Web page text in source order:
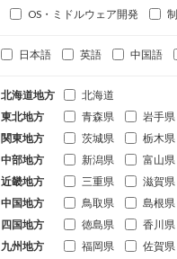
OS・ミドルウェア開発
日本語 英語 中国語
北海道地方
北海道
東北地方
青森県 岩手県
関東地方
茨城県 栃木県
中部地方
新潟県 富山県
近畿地方
三重県 滋賀県
中国地方
鳥取県 島根県
四国地方
徳島県 香川県
九州地方
福岡県 佐賀県